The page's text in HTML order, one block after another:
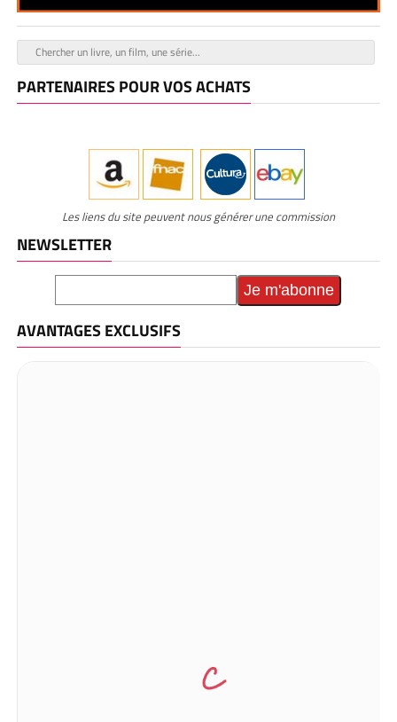
PARTENAIRES POUR VOS ACHATS
Les liens du site peuvent nous générer une commission
NEWSLETTER
AVANTAGES EXCLUSIFS